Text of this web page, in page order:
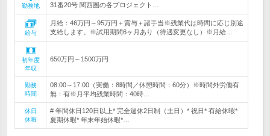
勤務地
31番20号 関西圏の各プロジェクト…
給与
月給：46万円～95万円＋賞与＋諸手当※残業代は時間に応じ別途
支給します。※試用期間6ヶ月あり（待遇変更なし）※月給…
初年度
年収
650万円～1500万円
勤務
時間
08:00～17:00（実働：8時間／休憩時間：60分）※時間外労働有
無：有※月平均残業時間：40時…
休日
休暇
# 年間休日120日以上* 完全週休2日制（土日）* 祝日* 有給休暇*
夏期休暇* 年末年始休暇*…